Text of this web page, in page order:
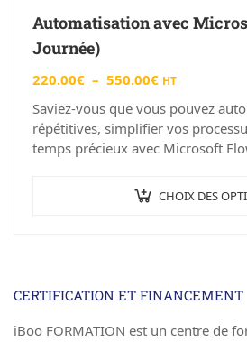
Automatisation avec
Journée)
220.00€ – 550.00€ HT
Saviez-vous que vous pouvez
répétitives, simplifier vos
temps précieux avec Microsoft
CHOIX DES
CERTIFICATION ET FINANCEMENT
iBoo FORMATION est un centre de